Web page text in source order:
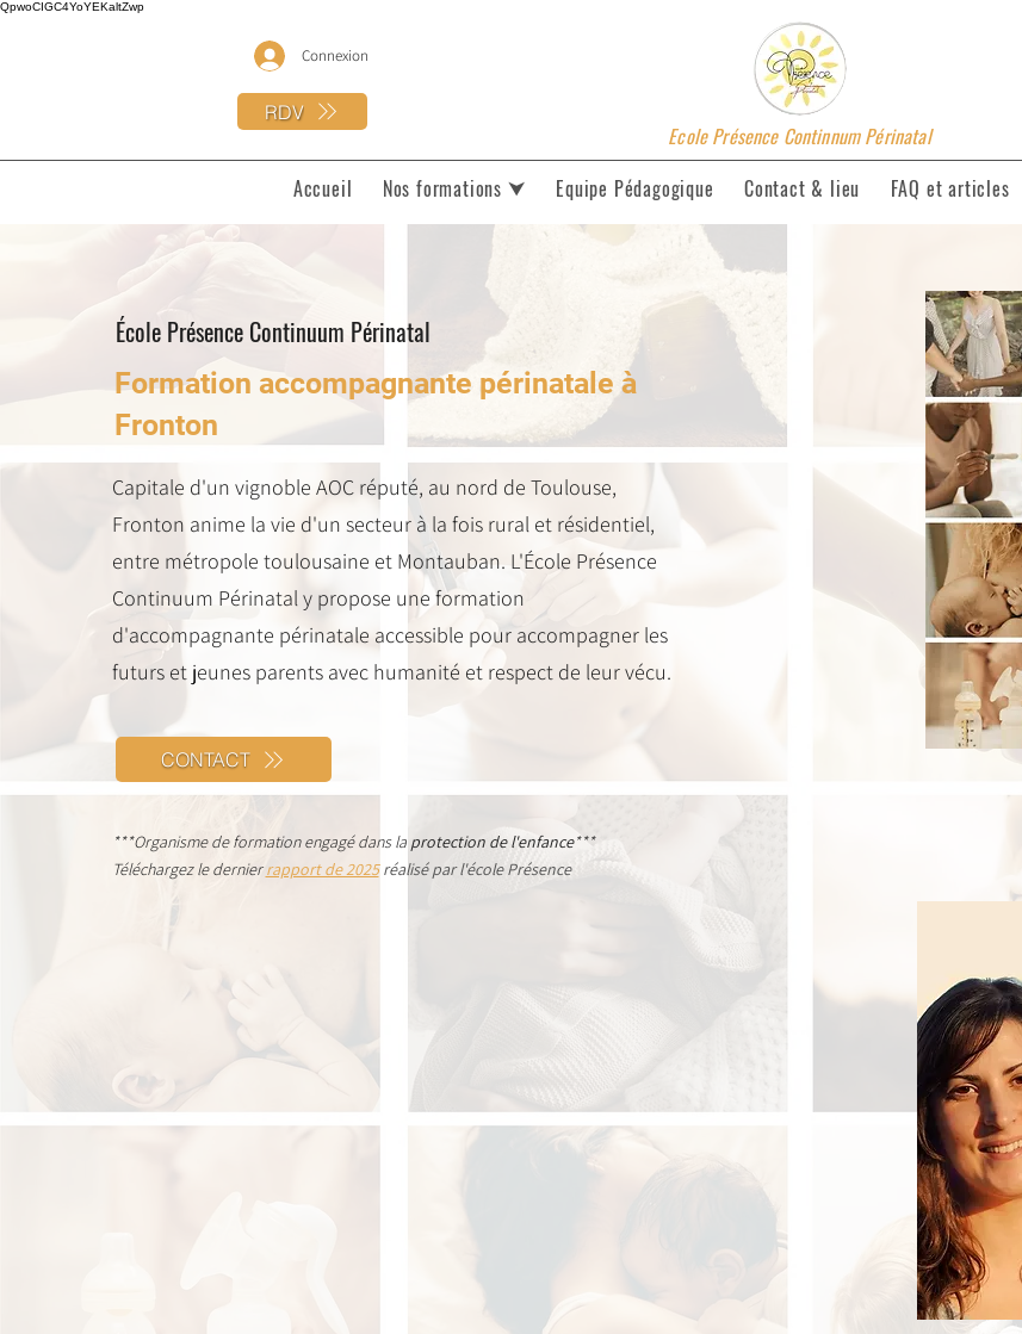
QpwoCIGC4YoYEKaltZwp
RDV
Connexion
Ecole Présence Continnum Périnatal
Accueil
Nos formations ⮟ Equipe Pédagogique Contact & lieu FAQ et articles
École Présence Continuum Périnatal
Formation accompagnante périnatale à
Fronton
Capitale d'un vignoble AOC réputé, au nord de Toulouse,
Fronton anime la vie d'un secteur à la fois rural et résidentiel,
entre métropole toulousaine et Montauban. L'École Présence
Continuum Périnatal y propose une formation
d'accompagnante périnatale accessible pour accompagner les
futurs et jeunes parents avec humanité et respect de leur vécu.
CONTACT
***Organisme de formation engagé dans la protection de l'enfance***
Téléchargez le dernierrapport de 2025 réalisé par l'école Présence